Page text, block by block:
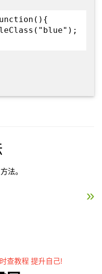
法。
jQuery css() 方法 »
查教程 提升自己!